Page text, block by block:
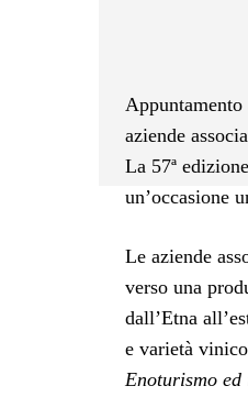
aziende
La 57ª
un’occasione
Le aziende
verso una
dall’Etna
e varietà
Enoturismo